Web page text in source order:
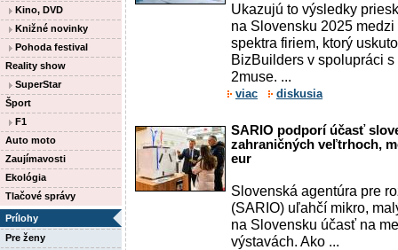
Kino, DVD
Knižné novinky
Pohoda festival
Reality show
SuperStar
Šport
F1
Auto moto
Zaujímavosti
Ekológia
Tlačové správy
Prílohy
Pre ženy
Ukazujú to výsledky
na Slovensku 2025
spektra firiem, ktorý
BizBuilders v spolupráci
2muse. ...
viac diskusia
SARIO podporí účasť
zahraničných veľtrhoch,
eur
Slovenská agentúra pre
(SARIO) uľahčí mikro,
na Slovensku účasť na
výstavách. Ako ...